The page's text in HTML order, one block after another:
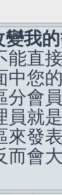
我
能直
中您
分會
員就
來發
而會